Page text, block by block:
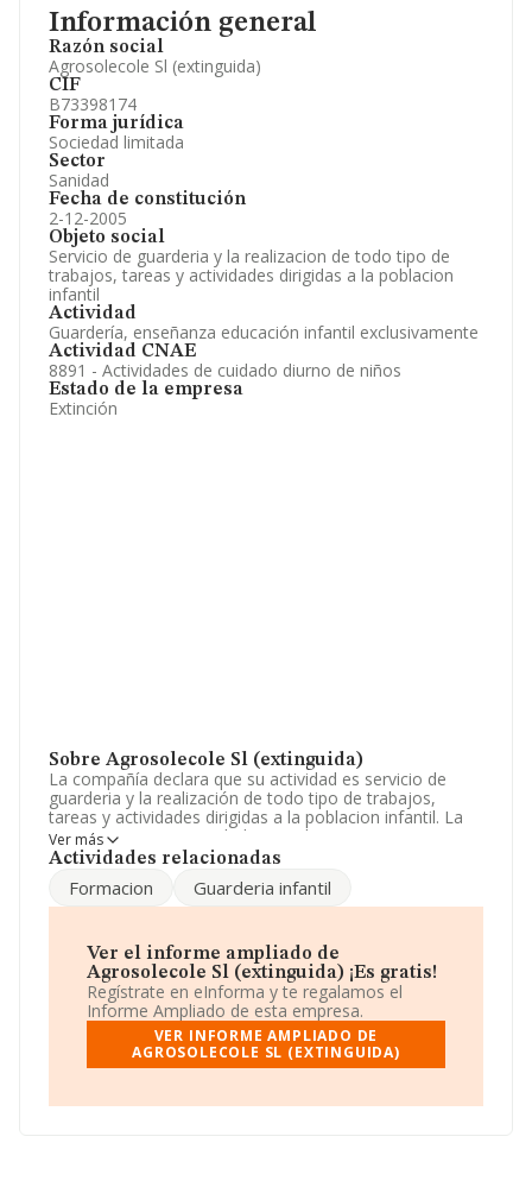
Información general
Razón social
Agrosolecole Sl (extinguida)
CIF
B73398174
Forma jurídica
Sociedad limitada
Sector
Sanidad
Fecha de constitución
2-12-2005
Objeto social
Servicio de guarderia y la realizacion de todo tipo de
trabajos, tareas y actividades dirigidas a la poblacion
infantil
Actividad
Guardería, enseñanza educación infantil exclusivamente
Actividad CNAE
8891 - Actividades de cuidado diurno de niños
Estado de la empresa
Extinción
Sobre Agrosolecole Sl (extinguida)
La compañía declara que su actividad es servicio de
guarderia y la realización de todo tipo de trabajos,
tareas y actividades dirigidas a la poblacion infantil. La
empresa es una Sociedad Limitada. Su CNAE
corresponde a 8891 con código 'Actividades de cuidado
mercados exteriores.
a los datos disponibles en INFORMA, ese número ha
estado por encima de la media de sector.
La empresaAgrosolecole S.L (extinguida)
B73398174, está situada en Camino Villaespesa,
(30815), Tercia, Murcia.
sobre 1.771 compañías, en el ámbito nacional la
Ver más
Actividades relacionadas
Formacion Guarderia infantil
Ver el informe ampliado de
Agrosolecole Sl (extinguida) ¡Es gratis!
Regístrate en eInforma y te regalamos el
Informe Ampliado de esta empresa.
VER INFORME AMPLIADO DE
AGROSOLECOLE SL (EXTINGUIDA)
Información oficial y registral complementaria.